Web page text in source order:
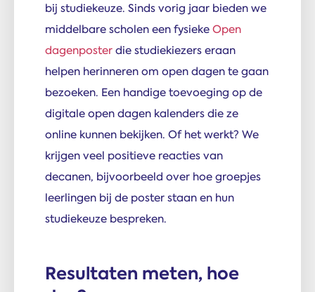
bij studiekeuze. Sinds vorig jaar bieden we
middelbare scholen een fysiekeOpen
dagenposterdie studiekiezers eraan
helpen herinneren om open dagen te gaan
bezoeken. Een handige toevoeging op de
digitale open dagen kalenders die ze
online kunnen bekijken. Of het werkt? We
krijgen veel positieve reacties van
decanen, bijvoorbeeld over hoe groepjes
leerlingen bij de poster staan en hun
studiekeuze bespreken.
Resultaten meten, hoe